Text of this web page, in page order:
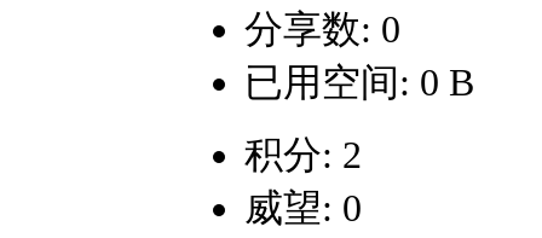
分享数: 0
已用空间: 0 B
积分: 2
威望: 0